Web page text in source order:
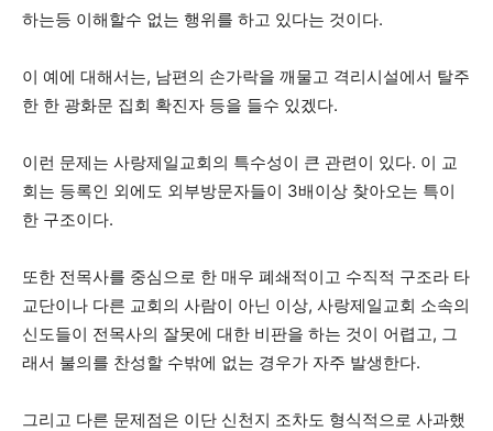
하는등 이해할수 없는 행위를 하고 있다는 것이다.
이 예에 대해서는, 남편의 손가락을 깨물고 격리시설에서 탈주
한 한 광화문 집회 확진자 등을 들수 있겠다.
이런 문제는 사랑제일교회의 특수성이 큰 관련이 있다. 이 교
회는 등록인 외에도 외부방문자들이 3배이상 찾아오는 특이
한 구조이다.
또한 전목사를 중심으로 한 매우 폐쇄적이고 수직적 구조라 타
교단이나 다른 교회의 사람이 아닌 이상, 사랑제일교회 소속의
신도들이 전목사의 잘못에 대한 비판을 하는 것이 어렵고, 그
래서 불의를 찬성할 수밖에 없는 경우가 자주 발생한다.
그리고 다른 문제점은 이단 신천지 조차도 형식적으로 사과했